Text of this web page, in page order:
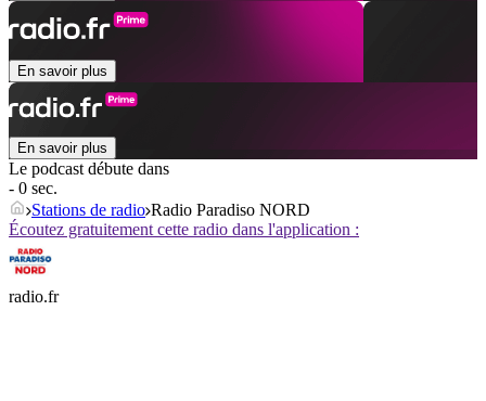
En savoir plus
En savoir plus
Le podcast débute dans
- 0 sec.
Stations de radio Radio Paradiso NORD
Écoutez gratuitement cette radio dans l'application :
radio.fr